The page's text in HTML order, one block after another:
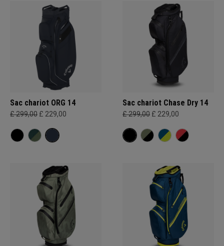
Sac chariot ORG 14
£ 299,00 £ 229,00
Sac chariot Chase Dry 14
£ 299,00 £ 229,00